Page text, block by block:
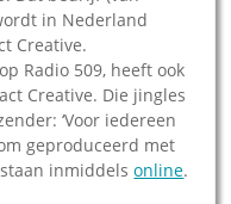
in Nederland
Creative.
Radio 509, heeft ook
Creative. Die jingles
‘Voor iedereen
geproduceerd met
inmiddelsonline.